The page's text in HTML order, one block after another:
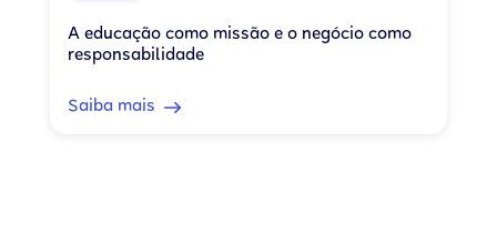
A educação como missão e o negócio como
responsabilidade
Saiba mais